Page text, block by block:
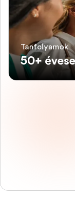
Tanfolyamok
50+